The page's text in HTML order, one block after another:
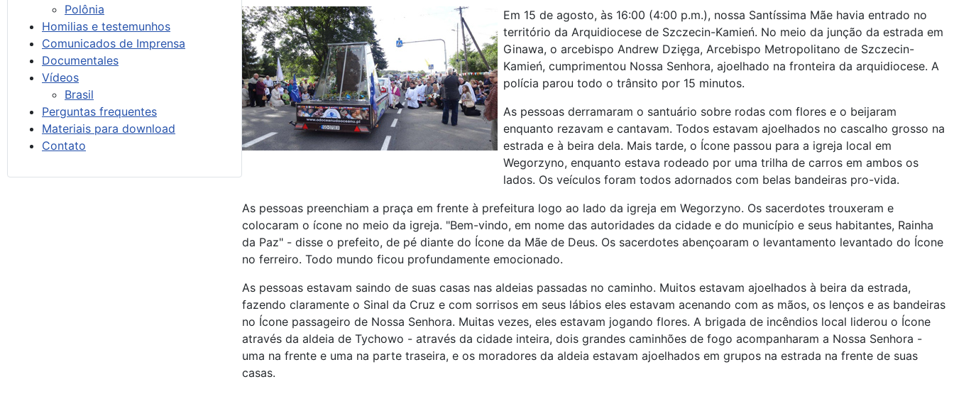
Polônia
Homilias e testemunhos
Comunicados de Imprensa
Documentales
Vídeos
Brasil
Perguntas frequentes
Materiais para download
Contato
Em 15 de agosto, às 16:00 (4:00 p.m.), nossa Santíssima Mãe havia entrado no
território da Arquidiocese de Szczecin-Kamień. No meio da junção da estrada em
Ginawa, o arcebispo Andrew Dzięga, Arcebispo Metropolitano de Szczecin-
Kamień, cumprimentou Nossa Senhora, ajoelhado na fronteira da arquidiocese. A
polícia parou todo o trânsito por 15 minutos.
As pessoas derramaram o santuário sobre rodas com flores e o beijaram
enquanto rezavam e cantavam. Todos estavam ajoelhados no cascalho grosso na
estrada e à beira dela. Mais tarde, o Ícone passou para a igreja local em
Wegorzyno, enquanto estava rodeado por uma trilha de carros em ambos os
lados. Os veículos foram todos adornados com belas bandeiras pro-vida.
As pessoas preenchiam a praça em frente à prefeitura logo ao lado da igreja em Wegorzyno. Os sacerdotes trouxeram e
colocaram o ícone no meio da igreja. "Bem-vindo, em nome das autoridades da cidade e do município e seus habitantes, Rainha
da Paz" - disse o prefeito, de pé diante do Ícone da Mãe de Deus. Os sacerdotes abençoaram o levantamento levantado do Ícone
no ferreiro. Todo mundo ficou profundamente emocionado.
As pessoas estavam saindo de suas casas nas aldeias passadas no caminho. Muitos estavam ajoelhados à beira da estrada,
fazendo claramente o Sinal da Cruz e com sorrisos em seus lábios eles estavam acenando com as mãos, os lenços e as bandeiras
no Ícone passageiro de Nossa Senhora. Muitas vezes, eles estavam jogando flores. A brigada de incêndios local liderou o Ícone
através da aldeia de Tychowo - através da cidade inteira, dois grandes caminhões de fogo acompanharam a Nossa Senhora -
uma na frente e uma na parte traseira, e os moradores da aldeia estavam ajoelhados em grupos na estrada na frente de suas
casas.